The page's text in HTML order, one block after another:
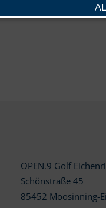
OPEN.9 Golf
Schönstraße 45
85452 Moosinning-